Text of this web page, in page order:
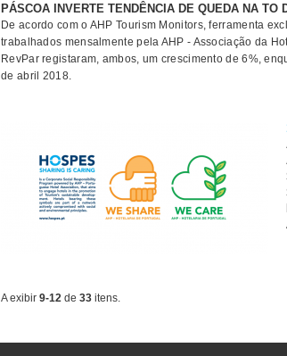
PÁSCOA INVERTE TENDÊNCIA DE QUEDA NA TO
De acordo com o AHP Tourism Monitors, ferramenta
trabalhados mensalmente pela AHP - Associação da
RevPar registaram, ambos, um crescimento de 6%,
de abril 2018.
A exibir 9-12 de 33 itens.